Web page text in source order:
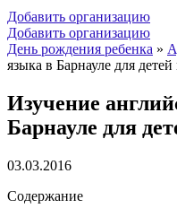
Добавить организацию
Добавить организацию
День рождения ребенка »
языка в Барнауле для
Изучение
Барнауле для
03.03.2016
Содержание